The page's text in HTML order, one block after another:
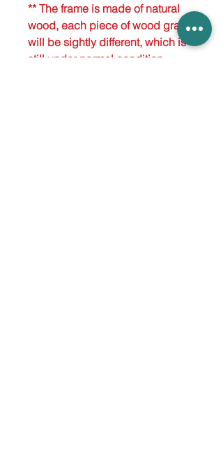
** The frame is made of natural
wood, each piece of wood grain
will be sightly different, which is
still under normal condition.